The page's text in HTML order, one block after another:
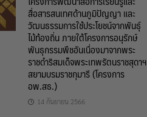
สื่อสารสนเทศด้านภูมิปัญญา และ
วัฒนธรรมการใช้ประโยชน์จากพันธุ์
ไม้ท้องถิ่น ภายใต้โครงการอนุรักษ์
พันธุกรรมพืชอันเนื่องมาจากพระ
ราชดำริสมเด็จพระเทพรัตนราชสุดาฯ
สยามบรมราชกุมารี (โครงการ
อพ.สธ.)
14 กันยายน 2566